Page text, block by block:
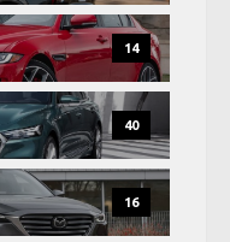
14
40
16